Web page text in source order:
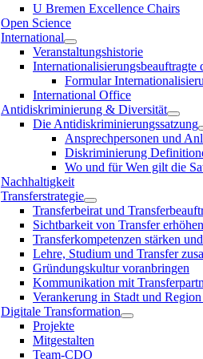
U Bremen Excellence Chairs
Open Science
International
Veranstaltungshistorie
Internationalisierungsbeauftragte
Formular
International Office
Antidiskriminierung & Diversität
Die Antidiskriminierungssatzung
Ansprechpersonen und
Diskriminierung
Wo und für Wen gilt die
Nachhaltigkeit
Transferstrategie
Transferbeirat und
Sichtbarkeit von Transfer
Transferkompetenzen stärken
Lehre, Studium und Transfer
Gründungskultur voranbringen
Kommunikation mit
Verankerung in Stadt und
Digitale Transformation
Projekte
Mitgestalten
Team-CDO